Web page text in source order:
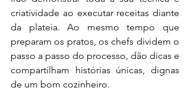
criatividade ao executar receitas diante
da plateia. Ao mesmo tempo que
preparam os pratos, os chefs dividem o
passo a passo do processo, dão dicas e
compartilham histórias únicas, dignas
de um bom cozinheiro.